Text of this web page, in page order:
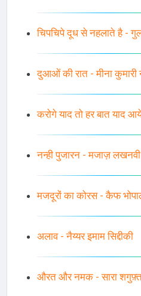
चिपचिपे दूध से नहलाते है -
दुआओं की रात - मीना कुमारी
करोगे याद तो हर बात याद
नन्ही पुजारन - मजाज़ लखनवी
मजदूरों का कोरस - कैफ
अलाव - नैय्यर इमाम सिद्दीकी
औरत और नमक - सारा